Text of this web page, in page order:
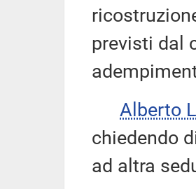
previsti dal
Alberto
chiedendo
ad altra